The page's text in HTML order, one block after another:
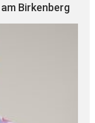
am Birkenberg